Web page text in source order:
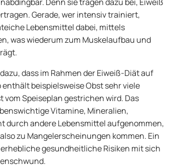
Gerade, wer intensiv trainiert,
Lebensmittel dabei, mittels
was wiederum zum Muskelaufbau und
dass im Rahmen der Eiweiß-Diät auf
beispielsweise Obst sehr viele
vom Speiseplan gestrichen wird. Das
Vitamine, Mineralien,
durch andere Lebensmittel aufgenommen,
zu Mangelerscheinungen kommen. Ein
gesundheitliche Risiken mit sich